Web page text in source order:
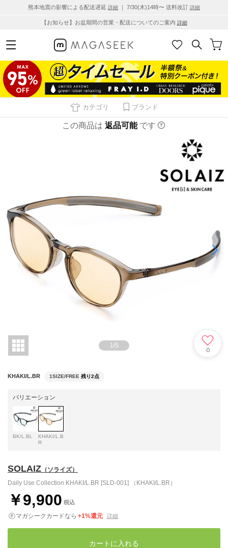
熊本地震の影響による配送遅延 詳細 ｜ 7/30(木)14時〜 送料改訂 詳細
【お知らせ】お盆期間の営業・配送についてのご案内 詳細
カテゴリ ブランド
この商品は 返品可能 です
1 /5
0
KHAKI/L.BR 1SIZE/FREE 残り2点
バリエーション
BK/L.BL
KHAKI/L.B
R
SOLAIZ （ソライズ）
Daily Use Collection KHAKI/L.BR [SLD-001] （KHAKI/L.BR）
￥9,900 税込
マガシークカードなら +1%還元 詳細
カートに入れる